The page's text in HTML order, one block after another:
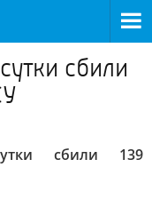
сбили
сбили 139